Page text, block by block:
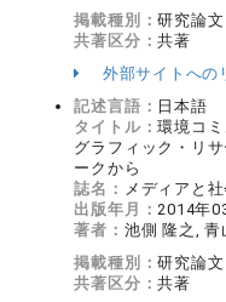
掲載種別：研究論文
共著区分：共著
外部サイトへの
記述言語： 日本語
タイトル：環境コ
グラフィック・リ
ークから
誌名： メディアと
出版年月：2014年
著者： 池側 隆之, 青
掲載種別：研究論文
共著区分：共著